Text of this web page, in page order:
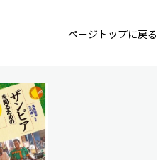
ページトップに戻る